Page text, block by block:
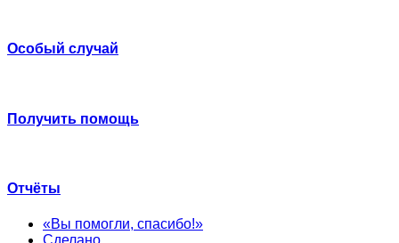
Особый случай
Получить помощь
Отчёты
«Вы помогли, спасибо!»
Сделано